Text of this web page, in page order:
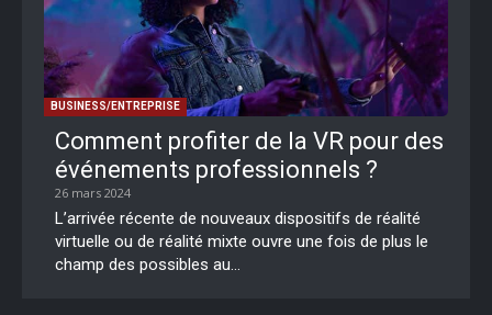
BUSINESS/ENTREPRISE
Comment profiter de la VR pour des
événements professionnels ?
26 mars 2024
L’arrivée récente de nouveaux dispositifs de réalité
virtuelle ou de réalité mixte ouvre une fois de plus le
champ des possibles au...